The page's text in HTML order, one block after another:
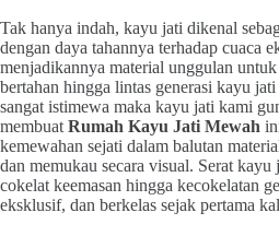
Tak hanya indah, kayu jati dikenal
dengan daya tahannya terhadap cuaca
menjadikannya material unggulan
bertahan hingga lintas generasi kayu
sangat istimewa maka kayu jati kami
membuat Rumah Kayu Jati Mewah
kemewahan sejati dalam balutan
dan memukau secara visual. Serat
cokelat keemasan hingga kecokelatan
eksklusif, dan berkelas sejak pertama